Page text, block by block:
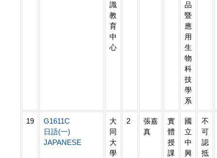
識
教
育
中
心
品
暨
應
用
生
物
科
技
學
系
19
G1611C
日語(一)
JAPANESE
大
同
大
學
2
張嘉
真
實
體
授
課
國
立
中
興
不
可
認
抵